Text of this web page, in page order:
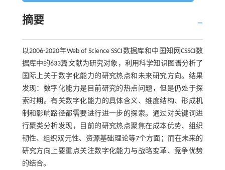
摘要
以2006-2020年Web of Science SSCI数据库和中国知网CSSCI数
据库中的633篇文献为研究对象，利用科学知识图谱分析了
国际上关于数字化能力的研究热点和未来研究方向。结果
发现：数字化能力是目前研究的热点问题，但是仍处于探
索时期。有关数字化能力的具体含义、维度结构、形成机
制和影响路径都需要进行进一步的探索。通过对关键词进
行聚类分析发现，目前的研究热点聚焦在成本优势、组织
韧性、组织双元性、资源基础理论等7个方面；而在未来的
研究方向上要重点关注数字化能力与战略变革、竞争优势
的结合。